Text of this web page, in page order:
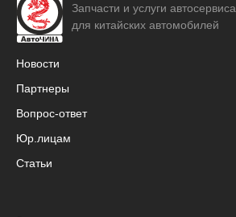
Запчасти и услуги автосервиса
для китайских автомобилей
Новости
Партнеры
Вопрос-ответ
Юр.лицам
Статьи